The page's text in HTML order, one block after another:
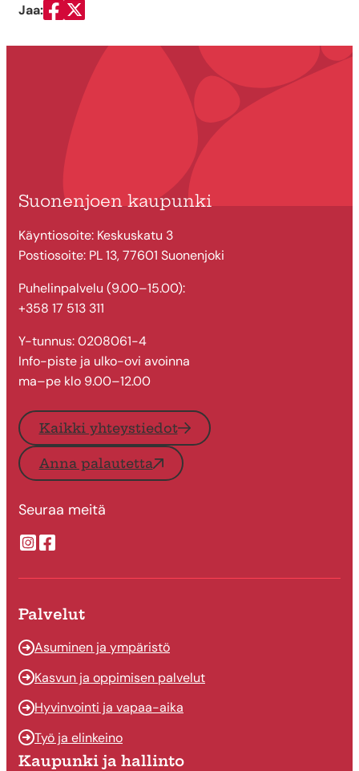
Jaa:
Jaa Facebookissa
Jaa Twitterissä
Suonenjoen kaupunki
Käyntiosoite: Keskuskatu 3
Postiosoite: PL 13, 77601 Suonenjoki
Puhelinpalvelu (9.00–15.00):
+358 17 513 311
Y-tunnus: 0208061-4
Info-piste ja ulko-ovi avoinna
ma–pe klo 9.00–12.00
Kaikki yhteystiedot
Anna palautetta
Seuraa meitä
Suonenjoen kaupungin Instragram
Suonenjoen kaupungin Facebook
Palvelut
Asuminen ja ympäristö
Kasvun ja oppimisen palvelut
Hyvinvointi ja vapaa-aika
Työ ja elinkeino
Kaupunki ja hallinto